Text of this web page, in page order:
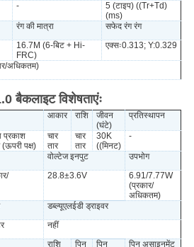
-
5 (टाइप) ((Tr+Td)
(ms)
रंग की मात्रा
सफेद रंग रंग
16.7M (6-बिट + Hi-
FRC)
एक्सः0.313; Y:0.329
अधिकतम)
बैकलाइट विशेषताएंः
आकार राशि
जीवन
(घंटे)
प्रतिस्थापन
प्रकाश
(ऊपरी पक्ष)
चार
तार
चार
तार
30K
((मिनट)
-
वोल्टेज इनपुट
उपभोग
28.8±3.6V
6.91/7.77W
(प्रकार/
अधिकतम)
डब्ल्यूएलईडी ड्राइवर
नहीं
राशि पिन पिन पिन असाइनमेंट